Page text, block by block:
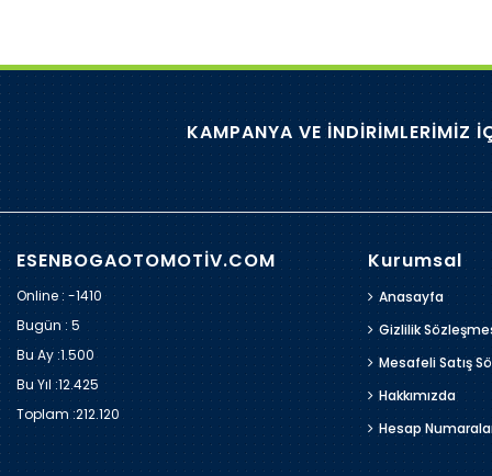
KAMPANYA VE İNDİRİMLERİMİZ
ESENBOGAOTOMOTİV.COM
Online : -1410
Bugün :5
Bu Ay :1.500
Bu Yıl :12.425
Toplam :212.120
Kurumsal
Anasayfa
Gizlilik
Mesafeli Satış
Hakkımızda
Hesap